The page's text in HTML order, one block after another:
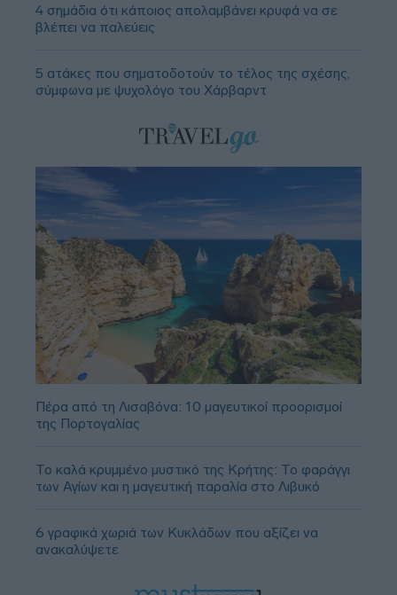
4 σημάδια ότι κάποιος απολαμβάνει κρυφά να σε
βλέπει να παλεύεις
5 ατάκες που σηματοδοτούν το τέλος της σχέσης,
σύμφωνα με ψυχολόγο του Χάρβαρντ
Πέρα από τη Λισαβόνα: 10 μαγευτικοί προορισμοί
της Πορτογαλίας
Το καλά κρυμμένο μυστικό της Κρήτης: Το φαράγγι
των Αγίων και η μαγευτική παραλία στο Λιβυκό
6 γραφικά χωριά των Κυκλάδων που αξίζει να
ανακαλύψετε